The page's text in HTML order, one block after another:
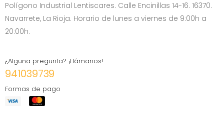
Polígono Industrial Lentiscares. Calle Encinillas 14-16. 16370.
Navarrete, La Rioja. Horario de lunes a viernes de 9:00h a
20:00h.
¿Alguna pregunta? ¡Llámanos!
941039739
Formas de pago